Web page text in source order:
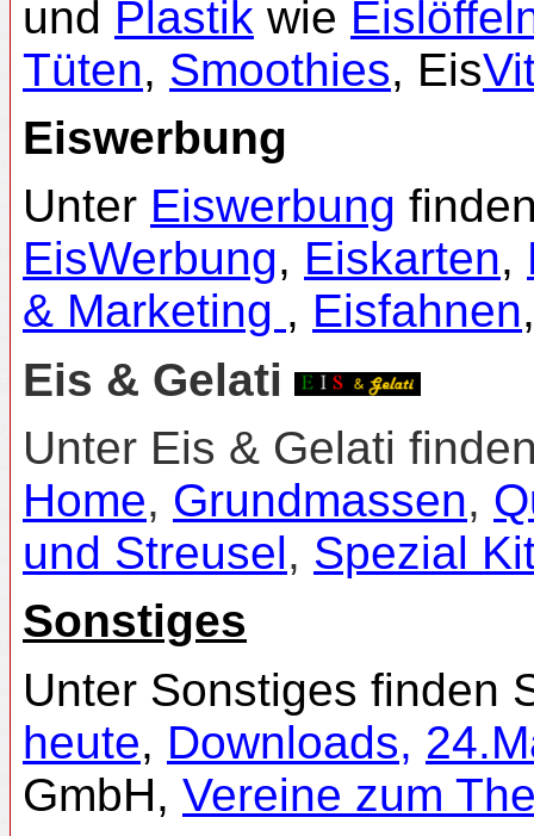
und Plastik wie
Tüten, Smoothies, Eis
Eiswerbung
Unter Eiswerbung
EisWerbung, Eiskarten,
& Marketing , Eisfahnen
Eis & Gelati
Unter Eis & Gelati
Home, Grundmassen,
und Streusel, Spezial
Sonstiges
Unter Sonstiges finden
heute, Downloads,
GmbH, Vereine zum